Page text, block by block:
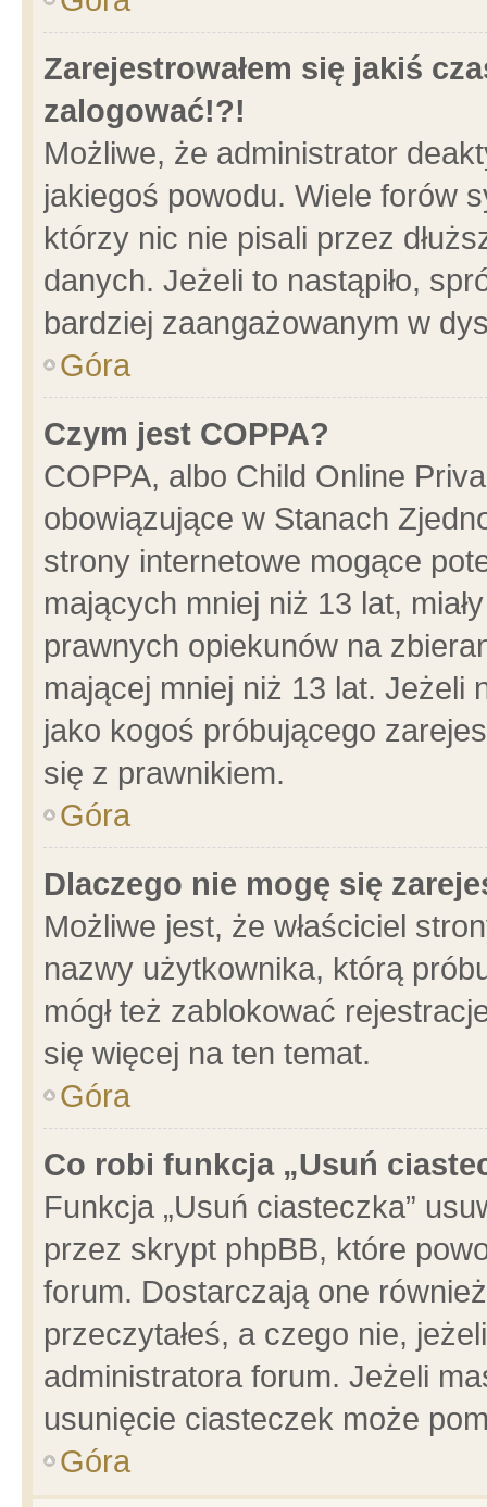
Zarejestrowałem się jakiś
zalogować!?!
Możliwe, że administrator
jakiegoś powodu. Wiele forów
którzy nic nie pisali przez
danych. Jeżeli to nastąpiło,
bardziej zaangażowanym w
Góra
Czym jest COPPA?
COPPA, albo Child Online
obowiązujące w Stanach
strony internetowe mogące
mających mniej niż 13 lat,
prawnych opiekunów na
mającej mniej niż 13 lat. Jeżeli
jako kogoś próbującego
się z prawnikiem.
Góra
Dlaczego nie mogę się
Możliwe jest, że właściciel
nazwy użytkownika, którą
mógł też zablokować
się więcej na ten temat.
Góra
Co robi funkcja „Usuń
Funkcja „Usuń ciasteczka”
przez skrypt phpBB, które
forum. Dostarczają one
przeczytałeś, a czego nie,
administratora forum. Jeżeli
usunięcie ciasteczek może
Góra